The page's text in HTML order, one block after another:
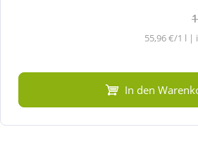
55,96 €/1 l |
In den